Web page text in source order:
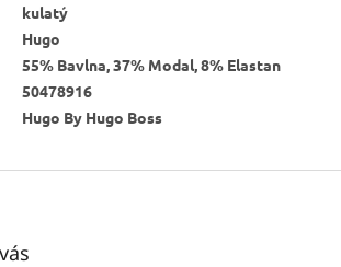
kulatý
Hugo
55% Bavlna, 37% Modal, 8% Elastan
50478916
Hugo By Hugo Boss